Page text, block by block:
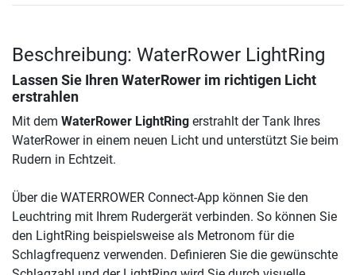
Beschreibung: WaterRower LightRing
Lassen Sie Ihren WaterRower im richtigen Licht
erstrahlen
Mit dem WaterRower LightRing erstrahlt der Tank Ihres
WaterRower in einem neuen Licht und unterstützt Sie beim
Rudern in Echtzeit.
Über die WATERROWER Connect-App können Sie den
Leuchtring mit Ihrem Rudergerät verbinden. So können Sie
den LightRing beispielsweise als Metronom für die
Schlagfrequenz verwenden. Definieren Sie die gewünschte